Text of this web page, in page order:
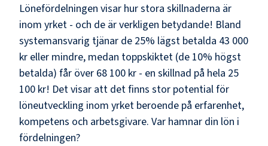
Lönefördelningen visar hur stora skillnaderna är
inom yrket - och de är verkligen betydande! Bland
systemansvarig tjänar de 25% lägst betalda 43 000
kr eller mindre, medan toppskiktet (de 10% högst
betalda) får över 68 100 kr - en skillnad på hela 25
100 kr! Det visar att det finns stor potential för
löneutveckling inom yrket beroende på erfarenhet,
kompetens och arbetsgivare. Var hamnar din lön i
fördelningen?